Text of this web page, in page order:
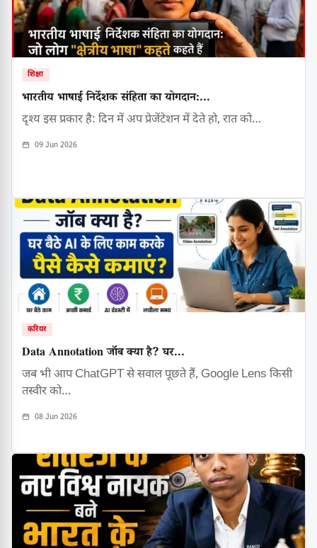
शिक्षा
भारतीय भाषाई निर्देशक संहिता का योगदान:...
दृश्य इस प्रकार है: दिन में अप प्रेजेंटेशन में देते हो, रात को…
09 Jun 2026
करियर
Data Annotation जॉब क्या है? घर...
जब भी आप ChatGPT से सवाल पूछते हैं, Google Lens किसी
तस्वीर को…
08 Jun 2026